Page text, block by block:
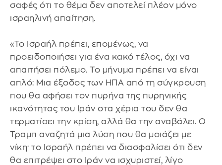
σαφές ότι το θέμα δεν αποτελεί πλέον μόνο
ισραηλινή απαίτηση.
«Το Ισραήλ πρέπει, επομένως, να
προειδοποιήσει για ένα κακό τέλος, όχι να
απαιτήσει πόλεμο. Το μήνυμα πρέπει να είναι
απλό: Μια έξοδος των ΗΠΑ από τη σύγκρουση
που θα αφήσει τον πυρήνα της πυρηνικής
ικανότητας του Ιράν στα χέρια του δεν θα
τερματίσει την κρίση, αλλά θα την αναβάλει. Ο
Τραμπ αναζητά μια λύση που θα μοιάζει με
νίκη· το Ισραήλ πρέπει να διασφαλίσει ότι δεν
θα επιτρέψει στο Ιράν να ισχυριστεί, λίγο